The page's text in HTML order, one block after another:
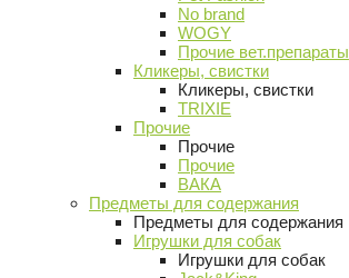
No brand
WOGY
Прочие вет.препараты
Кликеры, свистки
Кликеры, свистки
TRIXIE
Прочие
Прочие
Прочие
ВАКА
Предметы для содержания
Предметы для содержания
Игрушки для собак
Игрушки для собак